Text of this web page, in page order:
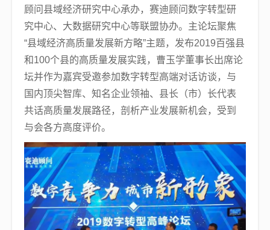
顾问县域经济研究中心承办，赛迪顾问数字转型研
究中心、大数据研究中心等联盟协办。主论坛聚焦
“县域经济高质量发展新方略”主题，发布2019百强县
和100个县的高质量发展实践，曹玉学董事长出席论
坛并作为嘉宾受邀参加数字转型高端对话访谈，与
国内顶尖智库、知名企业领袖、县长（市）长代表
共话高质量发展路径，剖析产业发展新机会，受到
与会各方高度评价。